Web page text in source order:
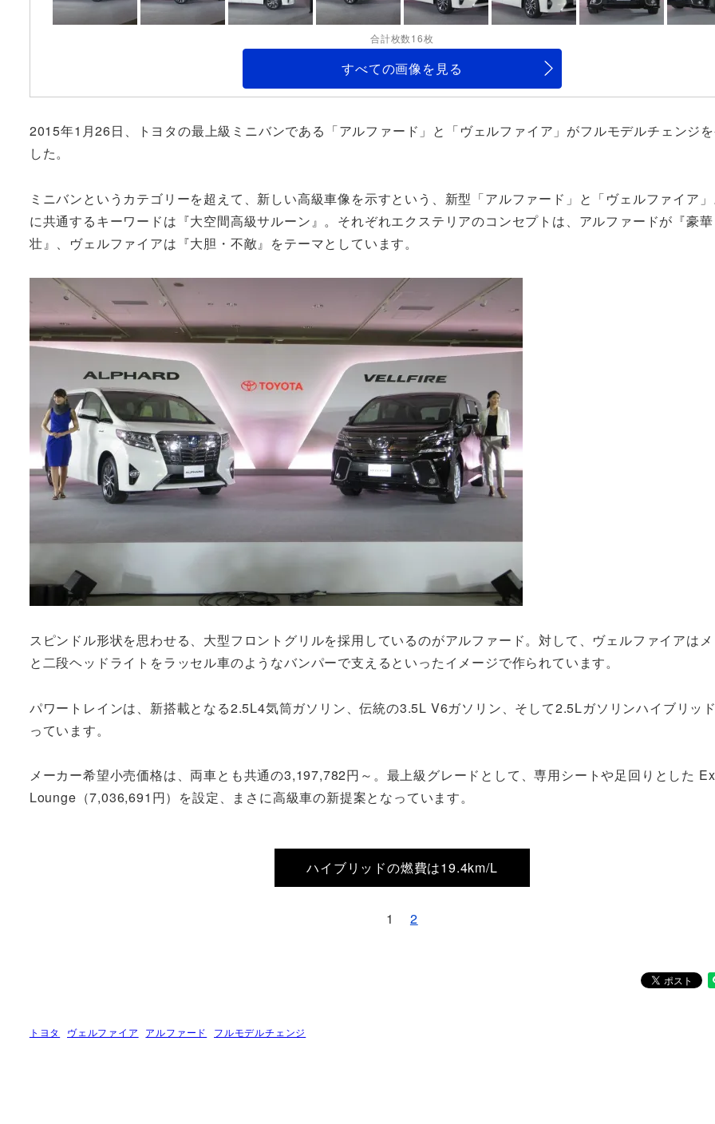
合計枚数16枚
すべての画像を見る
2015年1月26日、トヨタの最上級ミニバンである「アルファード」と「ヴェルファイア」がフルモデルチェンジ
した。
ミニバンというカテゴリーを超えて、新しい高級車像を示すという、新型「アルファード」と「ヴェルファイア
に共通するキーワードは『大空間高級サルーン』。それぞれエクステリアのコンセプトは、アルファードが『豪
壮』、ヴェルファイアは『大胆・不敵』をテーマとしています。
スピンドル形状を思わせる、大型フロントグリルを採用しているのがアルファード。対して、ヴェルファイアは
と二段ヘッドライトをラッセル車のようなバンパーで支えるといったイメージで作られています。
パワートレインは、新搭載となる2.5L4気筒ガソリン、伝統の3.5L V6ガソリン、そして2.5Lガソリンハイブリッ
っています。
メーカー希望小売価格は、両車とも共通の3,197,782円～。最上級グレードとして、専用シートや足回りとした
Lounge（7,036,691円）を設定、まさに高級車の新提案となっています。
ハイブリッドの燃費は19.4km/L
1 2
トヨタ ヴェルファイア アルファード フルモデルチェンジ